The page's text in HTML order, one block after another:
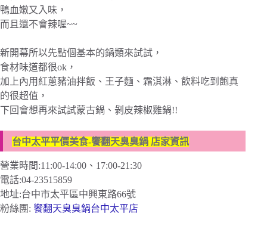
鴨血嫩又入味，
而且還不會辣喔~~
新開幕所以先點個基本的鍋類來試試，
食材味道都很ok，
加上內用紅蔥豬油拌飯、王子麵、霜淇淋、飲料吃到飽真
的很超值，
下回會想再來試試蒙古鍋、剝皮辣椒雞鍋!!
台中太平平價美食-饗翻天臭臭鍋 店家資訊
營業時間:11:00-14:00、17:00-21:30
電話:04-23515859
地址:台中市太平區中興東路66號
粉絲團: 饗翻天臭臭鍋台中太平店